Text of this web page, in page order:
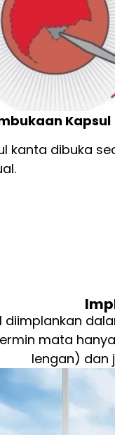
Kapsul
kanta dibuka
mata
lengan) dan